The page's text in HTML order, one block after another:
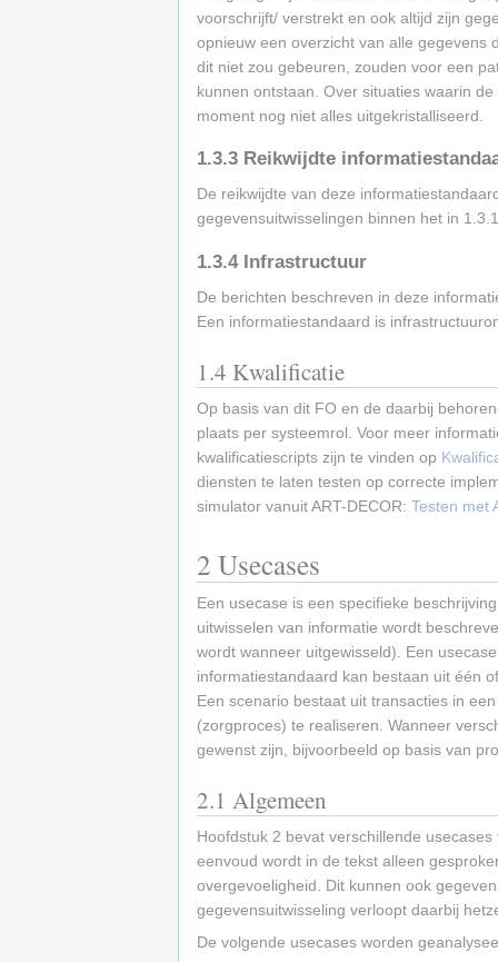
voorschrijft/ verstrekt en ook altijd zijn
opnieuw een overzicht van alle gegevens
dit niet zou gebeuren, zouden voor een
kunnen ontstaan. Over situaties waarin
moment nog niet alles uitgekristalliseerd.
1.3.3 Reikwijdte
De reikwijdte van deze
gegevensuitwisselingen binnen het in
1.3.4Infrastructuur
De berichten beschreven in deze
Een informatiestandaard is
1.4 Kwalificatie
Op basis van dit FO en de daarbij
plaats per systeemrol. Voor meer
kwalificatiescripts zijn te vinden op
diensten te laten testen op correcte
simulator vanuit ART-DECOR: Testen met
2 Usecases
Een usecase is een specifieke
uitwisselen van informatie wordt
wordt wanneer uitgewisseld). Een
informatiestandaard kan bestaan uit één
Een scenario bestaat uit transacties in
(zorgproces) te realiseren. Wanneer
gewenst zijn, bijvoorbeeld op basis van
2.1 Algemeen
Hoofdstuk 2 bevat verschillende
eenvoud wordt in de tekst alleen
overgevoeligheid. Dit kunnen ook
gegevensuitwisseling verloopt daarbij
De volgende usecases worden